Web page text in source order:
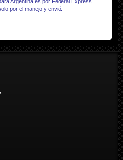
Argentina es por Federal Express
por el manejo y envió.